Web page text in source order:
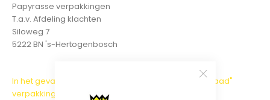
Papyrasse verpakkingen
T.a.v. Afdeling klachten
Siloweg 7
5222 BN 's-Hertogenbosch
In het geval van retourneren van onbedrukte "voorraad"
verpakkingen: